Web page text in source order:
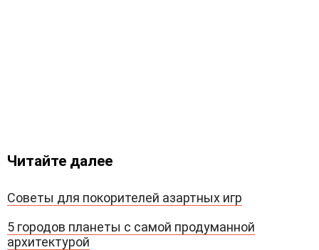
Читайте далее
Советы для покорителей азартных игр
5 городов планеты с самой продуманной
архитектурой